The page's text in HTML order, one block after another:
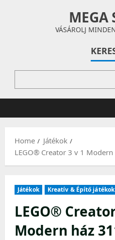
MEGA
VÁSÁROLJ
Home
Játékok
LEGO® Creator 3 v 1
Játékok Kreatív & Építő játékok
LEGO®
Modern ház